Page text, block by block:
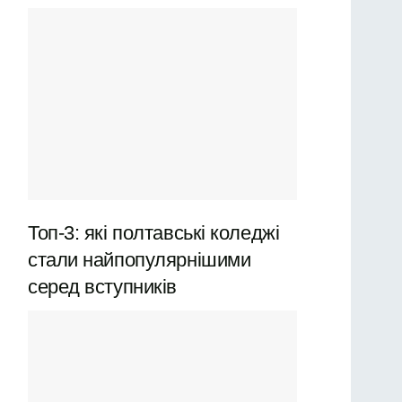
Топ-3: які полтавські коледжі
стали найпопулярнішими
серед вступників